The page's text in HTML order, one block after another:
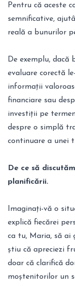
Pentru că aceste
semnificative,
reală a bunurilor
De exemplu, dacă
evaluare corectă
informații
financiare sau
investiții pe
despre o simplă
continuare a unei
De ce să
planificării.
Imaginați-vă o
explică fiecărei
ca tu, Maria, să ai
știu că apreciezi
doar că clarifică
moștenitorilor un